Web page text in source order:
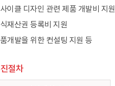
이클 디자인 관련 제품 개발비 지원
재산권 등록비 지원
개발을 위한 컨설팅 지원 등
절차